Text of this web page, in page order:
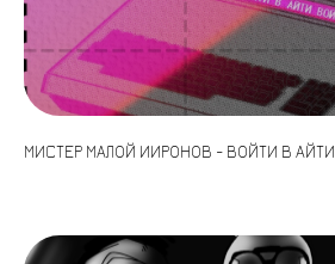
МИСТЕР МАЛОЙ ИИРОНОВ - ВОЙТИ В АЙТИ